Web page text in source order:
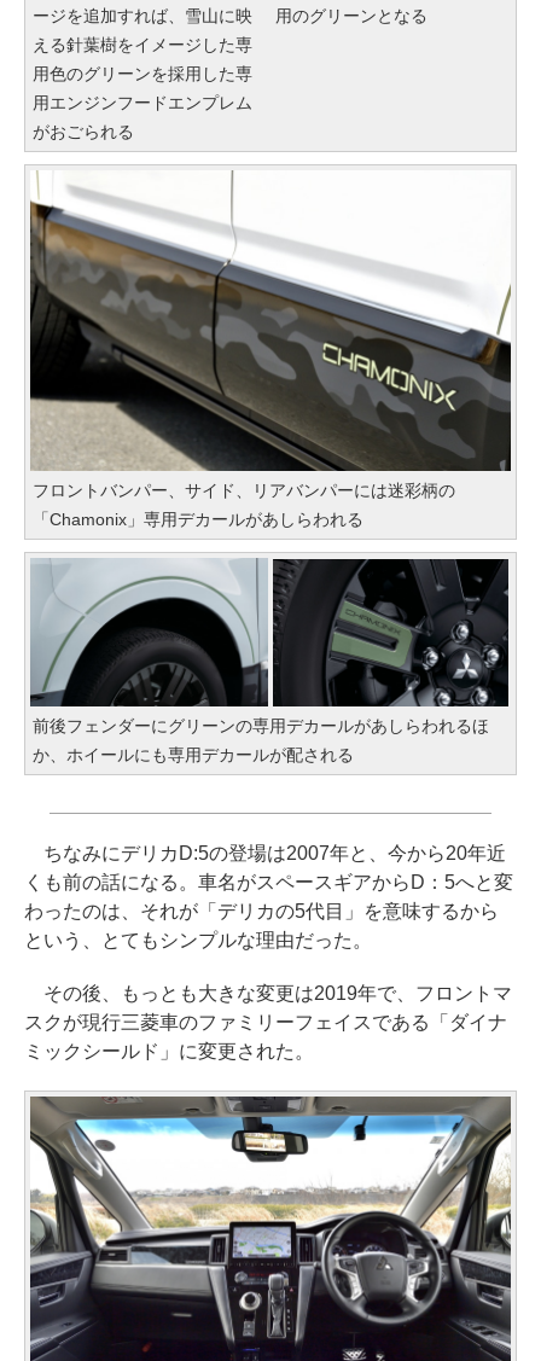
ージを追加すれば、雪山に映
える針葉樹をイメージした専
用色のグリーンを採用した専
用エンジンフードエンプレム
がおごられる
用のグリーンとなる
フロントバンパー、サイド、リアバンパーには迷彩柄の
「Chamonix」専用デカールがあしらわれる
前後フェンダーにグリーンの専用デカールがあしらわれるほ
か、ホイールにも専用デカールが配される
ちなみにデリカD:5の登場は2007年と、今から20年近
くも前の話になる。車名がスペースギアからD：5へと変
わったのは、それが「デリカの5代目」を意味するから
という、とてもシンプルな理由だった。
その後、もっとも大きな変更は2019年で、フロントマ
スクが現行三菱車のファミリーフェイスである「ダイナ
ミックシールド」に変更された。